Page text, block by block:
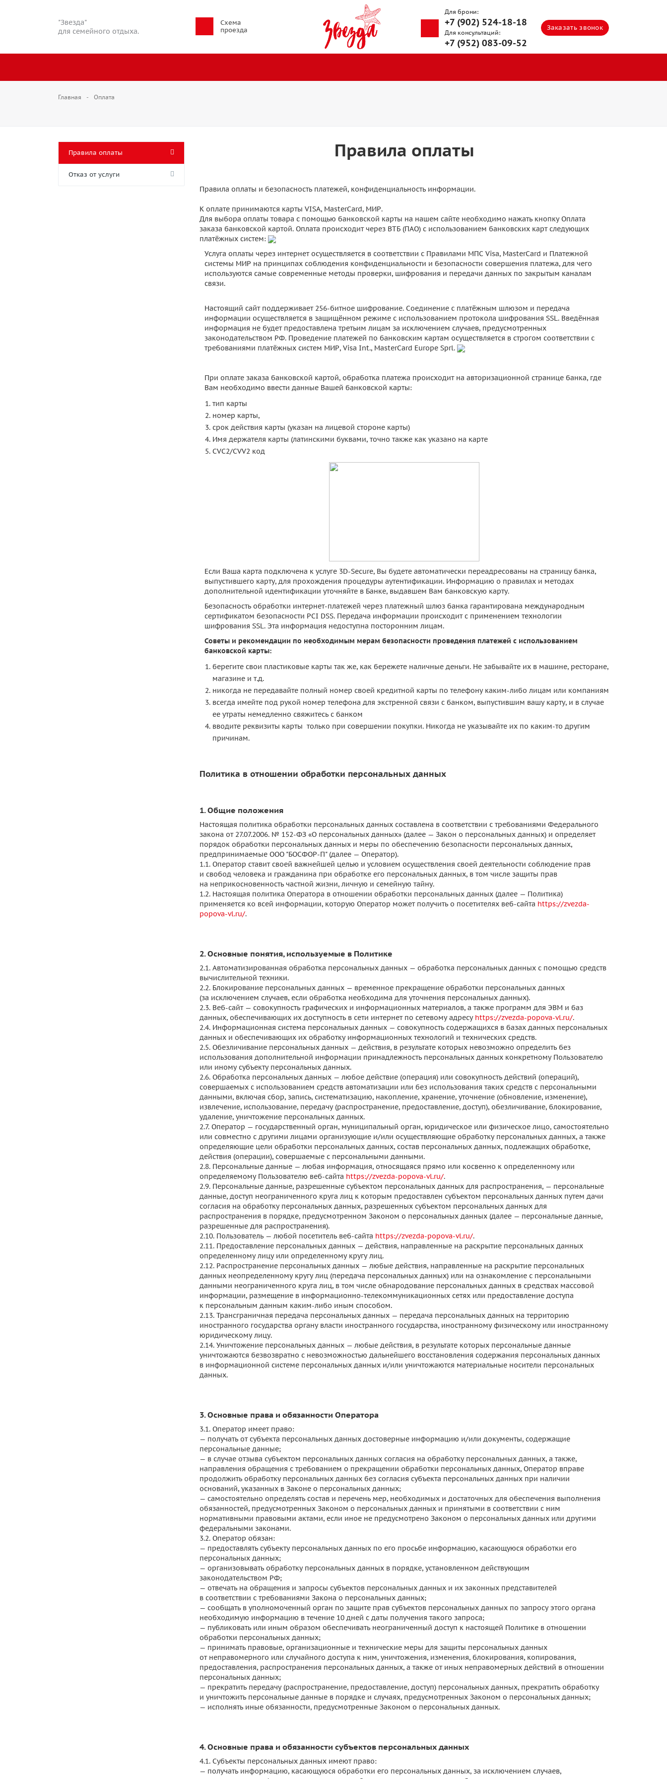
"Звезда"
для семейного отдыха.
Схема
проезда
Заказать звонок
Для брони:
+7 (902) 524-18-18
Для консультаций:
+7 (952) 083-09-52
Главная Оплата
Правила оплаты
Отказ от услуги
Правила оплаты
Правила оплаты и безопасность платежей, конфиденциальность информации.
К оплате принимаются карты VISA, MasterCard, МИР.
Для выбора оплаты товара с помощью банковской карты на нашем сайте необходимо нажать кнопку Оплата
заказа банковской картой. Оплата происходит через ВТБ (ПАО) с использованием банковских карт следующих
платёжных систем:
Услуга оплаты через интернет осуществляется в соответствии с Правилами МПС Visa, MasterCard и Платежной
системы МИР на принципах соблюдения конфиденциальности и безопасности совершения платежа, для чего
используются самые современные методы проверки, шифрования и передачи данных по закрытым каналам
связи.
Настоящий сайт поддерживает 256-битное шифрование. Соединение с платёжным шлюзом и передача
информации осуществляется в защищённом режиме с использованием протокола шифрования SSL. Введённая
информация не будет предоставлена третьим лицам за исключением случаев, предусмотренных
законодательством РФ. Проведение платежей по банковским картам осуществляется в строгом соответствии с
требованиями платёжных систем МИР, Visa Int., MasterCard Europe Sprl.
При оплате заказа банковской картой, обработка платежа происходит на авторизационной странице банка, где
Вам необходимо ввести данные Вашей банковской карты:
тип карты
номер карты,
срок действия карты (указан на лицевой стороне карты)
Имя держателя карты (латинскими буквами, точно также как указано на карте
CVC2/CVV2 код
Если Ваша карта подключена к услуге 3D-Secure, Вы будете автоматически переадресованы на страницу банка,
выпустившего карту, для прохождения процедуры аутентификации. Информацию о правилах и методах
дополнительной идентификации уточняйте в Банке, выдавшем Вам банковскую карту.
Безопасность обработки интернет-платежей через платежный шлюз банка гарантирована международным
сертификатом безопасности PCI DSS. Передача информации происходит с применением технологии
шифрования SSL. Эта информация недоступна посторонним лицам.
Советы и рекомендации по необходимым мерам безопасности проведения платежей с использованием
банковской карты:
берегите свои пластиковые карты так же, как бережете наличные деньги. Не забывайте их в машине, ресторане,
магазине и т.д.
никогда не передавайте полный номер своей кредитной карты по телефону каким-либо лицам или компаниям
всегда имейте под рукой номер телефона для экстренной связи с банком, выпустившим вашу карту, и в случае
ее утраты немедленно свяжитесь с банком
вводите реквизиты карты только при совершении покупки. Никогда не указывайте их по каким-то другим
причинам.
Политика в отношении обработки персональных данных
1. Общие положения
Настоящая политика обработки персональных данных составлена в соответствии с требованиями Федерального
закона от 27.07.2006. № 152-ФЗ «О персональных данных» (далее — Закон о персональных данных) и определяет
порядок обработки персональных данных и меры по обеспечению безопасности персональных данных,
предпринимаемые ООО "БОСФОР-П" (далее — Оператор).
1.1. Оператор ставит своей важнейшей целью и условием осуществления своей деятельности соблюдение прав
и свобод человека и гражданина при обработке его персональных данных, в том числе защиты прав
на неприкосновенность частной жизни, личную и семейную тайну.
1.2. Настоящая политика Оператора в отношении обработки персональных данных (далее — Политика)
применяется ко всей информации, которую Оператор может получить о посетителях веб-сайта https://zvezda-
popova-vl.ru/.
2. Основные понятия, используемые в Политике
2.1. Автоматизированная обработка персональных данных — обработка персональных данных с помощью средств
вычислительной техники.
2.2. Блокирование персональных данных — временное прекращение обработки персональных данных
(за исключением случаев, если обработка необходима для уточнения персональных данных).
2.3. Веб-сайт — совокупность графических и информационных материалов, а также программ для ЭВМ и баз
данных, обеспечивающих их доступность в сети интернет по сетевому адресу https://zvezda-popova-vl.ru/.
2.4. Информационная система персональных данных — совокупность содержащихся в базах данных персональных
данных и обеспечивающих их обработку информационных технологий и технических средств.
2.5. Обезличивание персональных данных — действия, в результате которых невозможно определить без
использования дополнительной информации принадлежность персональных данных конкретному Пользователю
или иному субъекту персональных данных.
2.6. Обработка персональных данных — любое действие (операция) или совокупность действий (операций),
совершаемых с использованием средств автоматизации или без использования таких средств с персональными
данными, включая сбор, запись, систематизацию, накопление, хранение, уточнение (обновление, изменение),
извлечение, использование, передачу (распространение, предоставление, доступ), обезличивание, блокирование,
удаление, уничтожение персональных данных.
2.7. Оператор — государственный орган, муниципальный орган, юридическое или физическое лицо, самостоятельно
или совместно с другими лицами организующие и/или осуществляющие обработку персональных данных, а также
определяющие цели обработки персональных данных, состав персональных данных, подлежащих обработке,
действия (операции), совершаемые с персональными данными.
2.8. Персональные данные — любая информация, относящаяся прямо или косвенно к определенному или
определяемому Пользователю веб-сайта https://zvezda-popova-vl.ru/.
2.9. Персональные данные, разрешенные субъектом персональных данных для распространения, — персональные
данные, доступ неограниченного круга лиц к которым предоставлен субъектом персональных данных путем дачи
согласия на обработку персональных данных, разрешенных субъектом персональных данных для
распространения в порядке, предусмотренном Законом о персональных данных (далее — персональные данные,
разрешенные для распространения).
2.10. Пользователь — любой посетитель веб-сайта https://zvezda-popova-vl.ru/.
2.11. Предоставление персональных данных — действия, направленные на раскрытие персональных данных
определенному лицу или определенному кругу лиц.
2.12. Распространение персональных данных — любые действия, направленные на раскрытие персональных
данных неопределенному кругу лиц (передача персональных данных) или на ознакомление с персональными
данными неограниченного круга лиц, в том числе обнародование персональных данных в средствах массовой
информации, размещение в информационно-телекоммуникационных сетях или предоставление доступа
к персональным данным каким-либо иным способом.
2.13. Трансграничная передача персональных данных — передача персональных данных на территорию
иностранного государства органу власти иностранного государства, иностранному физическому или иностранному
юридическому лицу.
2.14. Уничтожение персональных данных — любые действия, в результате которых персональные данные
уничтожаются безвозвратно с невозможностью дальнейшего восстановления содержания персональных данных
в информационной системе персональных данных и/или уничтожаются материальные носители персональных
данных.
3. Основные права и обязанности Оператора
3.1. Оператор имеет право:
— получать от субъекта персональных данных достоверные информацию и/или документы, содержащие
персональные данные;
— в случае отзыва субъектом персональных данных согласия на обработку персональных данных, а также,
направления обращения с требованием о прекращении обработки персональных данных, Оператор вправе
продолжить обработку персональных данных без согласия субъекта персональных данных при наличии
оснований, указанных в Законе о персональных данных;
— самостоятельно определять состав и перечень мер, необходимых и достаточных для обеспечения выполнения
обязанностей, предусмотренных Законом о персональных данных и принятыми в соответствии с ним
нормативными правовыми актами, если иное не предусмотрено Законом о персональных данных или другими
федеральными законами.
3.2. Оператор обязан:
— предоставлять субъекту персональных данных по его просьбе информацию, касающуюся обработки его
персональных данных;
— организовывать обработку персональных данных в порядке, установленном действующим
законодательством РФ;
— отвечать на обращения и запросы субъектов персональных данных и их законных представителей
в соответствии с требованиями Закона о персональных данных;
— сообщать в уполномоченный орган по защите прав субъектов персональных данных по запросу этого органа
необходимую информацию в течение 10 дней с даты получения такого запроса;
— публиковать или иным образом обеспечивать неограниченный доступ к настоящей Политике в отношении
обработки персональных данных;
— принимать правовые, организационные и технические меры для защиты персональных данных
от неправомерного или случайного доступа к ним, уничтожения, изменения, блокирования, копирования,
предоставления, распространения персональных данных, а также от иных неправомерных действий в отношении
персональных данных;
— прекратить передачу (распространение, предоставление, доступ) персональных данных, прекратить обработку
и уничтожить персональные данные в порядке и случаях, предусмотренных Законом о персональных данных;
— исполнять иные обязанности, предусмотренные Законом о персональных данных.
4. Основные права и обязанности субъектов персональных данных
4.1. Субъекты персональных данных имеют право:
— получать информацию, касающуюся обработки его персональных данных, за исключением случаев,